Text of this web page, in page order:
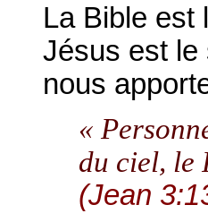
La Bible est
Jésus est le
nous
«
du ciel, le
(Jean